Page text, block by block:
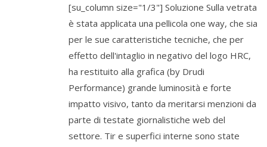
[su_column size="1/3"] Soluzione Sulla vetrata
è stata applicata una pellicola one way, che sia
per le sue caratteristiche tecniche, che per
effetto dell'intaglio in negativo del logo HRC,
ha restituito alla grafica (by Drudi
Performance) grande luminosità e forte
impatto visivo, tanto da meritarsi menzioni da
parte di testate giornalistiche web del
settore. Tir e superfici interne sono state